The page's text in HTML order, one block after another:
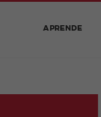
APRENDE